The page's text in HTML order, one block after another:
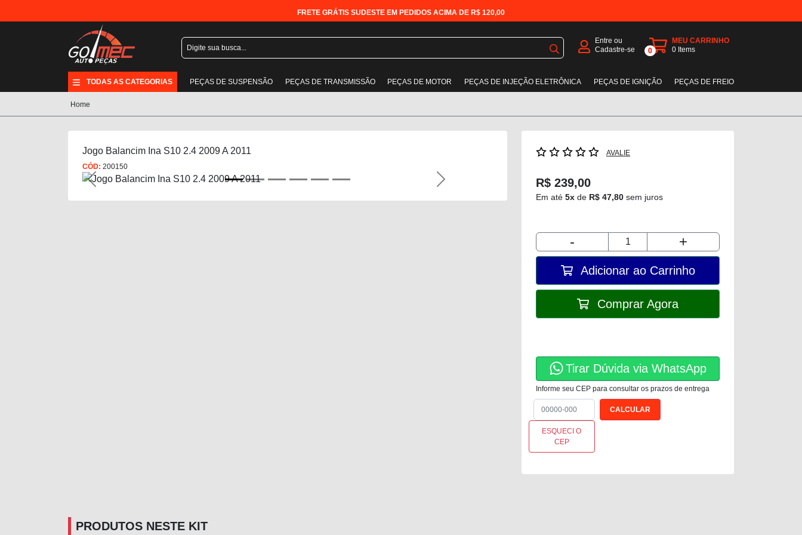
FRETE GRÁTIS SUDESTE EM PEDIDOS ACIMA DE R$ 120,00
Entre ou
Cadastre-se
0
MEU CARRINHO
0 Items
TODAS AS CATEGORIAS PEÇAS DE SUSPENSÃO PEÇAS DE TRANSMISSÃO PEÇAS DE MOTOR PEÇAS DE INJEÇÃO ELETRÔNICA PEÇAS DE IGNIÇÃO PEÇAS DE FREIO
Home
Jogo Balancim Ina S10 2.4 2009 A 2011
CÓD: 200150
Previous Next
AVALIE
R$ 239,00
Em até 5x de R$ 47,80 sem juros
- +
Adicionar ao Carrinho
Comprar Agora
Tirar Dúvida via WhatsApp
Informe seu CEP para consultar os prazos de entrega
ESQUECI O
CEP
PRODUTOS NESTE KIT